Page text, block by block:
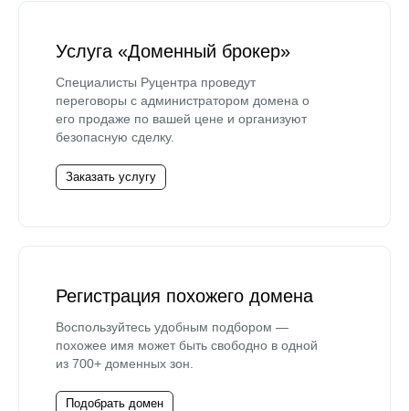
Услуга «Доменный брокер»
Специалисты Руцентра проведут
переговоры с администратором домена о
его продаже по вашей цене и организуют
безопасную сделку.
Заказать услугу
Регистрация похожего домена
Воспользуйтесь удобным подбором —
похожее имя может быть свободно в одной
из 700+ доменных зон.
Подобрать домен